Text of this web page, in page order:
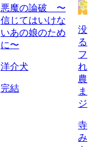
悪魔の論破 〜
信じてはいけな
いあの娘のため
に〜
洋介犬
完結
没
る
フ
れ
農
ま
ジ
寺
み